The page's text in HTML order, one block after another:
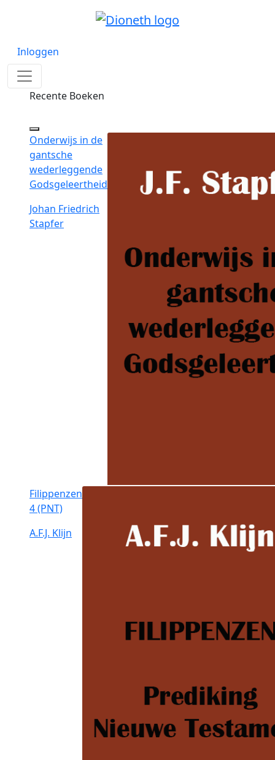
Inloggen
Recente Boeken
Onderwijs in de
gantsche
wederleggende
Godsgeleertheid
Johan Friedrich
Stapfer
Filippenzen
4 (PNT)
A.F.J. Klijn